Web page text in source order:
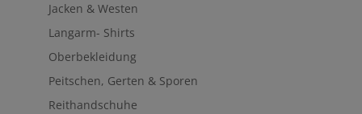
Jacken & Westen
Langarm- Shirts
Oberbekleidung
Peitschen, Gerten & Sporen
Reithandschuhe